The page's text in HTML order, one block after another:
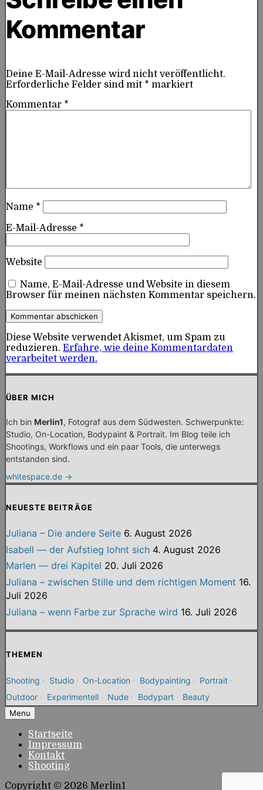
Kommentar
Deine E-Mail-Adresse wird nicht veröffentlicht.
Erforderliche Felder sind mit * markiert
Kommentar *
Name *
E-Mail-Adresse *
Website
Name, E-Mail-Adresse und Website in diesem
Browser für meinen nächsten Kommentar speichern.
Diese Website verwendet Akismet, um Spam zu
reduzieren. Erfahre, wie deine Kommentardaten
verarbeitet werden.
ÜBER MICH
Ich bin Merlin1, Fotograf aus dem Südwesten. Schwerpunkte:
Studio, On-Location, Bodypaint & Portrait. Im Blog teile ich
Shootings, Workflows und ein paar Tools, die unterwegs
entstanden sind.
whitespace.de →
NEUESTE BEITRÄGE
Juliana – Die andere Seite 6. August 2026
Isabell — der Aufstieg lohnt sich 4. August 2026
Marlen — drei Kapitel 20. Juli 2026
Juliana – zwischen Stille und dem richtigen Moment 16.
Juli 2026
Juliana – wenn Farbe zur Sprache wird 16. Juli 2026
THEMEN
Shooting · Studio· On-Location · Bodypainting · Portrait ·
Outdoor · Experimentell· Nude · Bodypart· Beauty
Menu
Startseite
Impressum
Kontakt
Shooting
Copyright © 2026 Merlin1